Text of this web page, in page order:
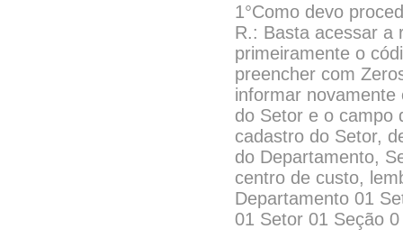
1°Como devo
R.: Basta acessar a
primeiramente o
preencher com
informar
do Setor e o campo
cadastro do Setor,
do Departamento,
centro de custo,
Departamento 01
01 Setor 01 Seção